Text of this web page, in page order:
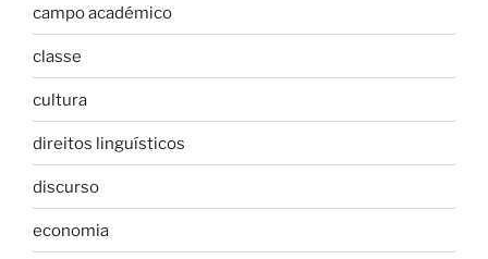
campo académico
classe
cultura
direitos linguísticos
discurso
economia